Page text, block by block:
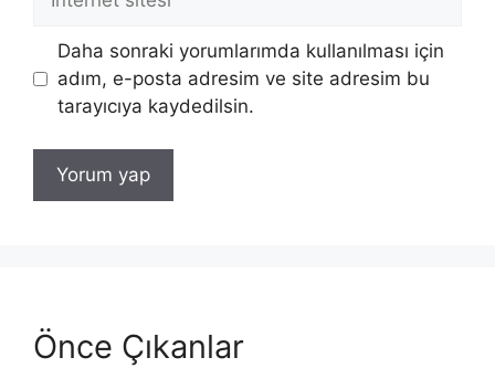
Daha sonraki yorumlarımda kullanılması için
adım, e-posta adresim ve site adresim bu
tarayıcıya kaydedilsin.
Önce Çıkanlar